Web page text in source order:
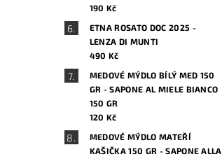
190 Kč
ETNA ROSATO DOC 2025 -
LENZA DI MUNTI
490 Kč
MEDOVÉ MÝDLO BÍLÝ MED 150
GR - SAPONE AL MIELE BIANCO
150 GR
120 Kč
MEDOVÉ MÝDLO MATEŘÍ
KAŠIČKA 150 GR - SAPONE ALLA